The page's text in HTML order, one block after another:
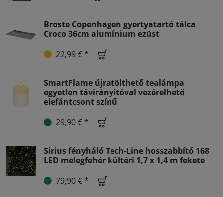
Broste Copenhagen gyertyatartó tálca
Croco 36cm alumínium ezüst
22,99 € *
SmartFlame újratölthető tealámpa
egyetlen távirányítóval vezérelhető
elefántcsont színű
29,90 € *
Sirius fényháló Tech-Line hosszabbító 168
LED melegfehér kültéri 1,7 x 1,4 m fekete
79,90 € *